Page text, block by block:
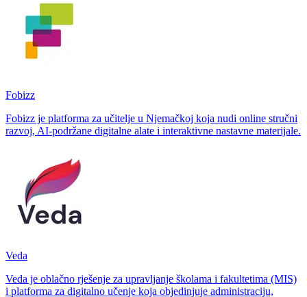
Fobizz
Fobizz je platforma za učitelje u Njemačkoj koja nudi online stručni
razvoj, AI-podržane digitalne alate i interaktivne nastavne materijale.
Veda
Veda je oblačno rješenje za upravljanje školama i fakultetima (MIS)
i platforma za digitalno učenje koja objedinjuje administraciju,